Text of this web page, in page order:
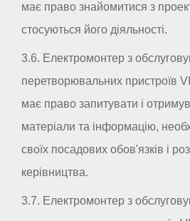
має право знайомитися з
стосуються його діяльності.
3.6. Електромонтер з
перетворювальних пристроїв
має право запитувати і
матеріали та інформацію,
своїх посадових обов'язків і
керівництва.
3.7. Електромонтер з